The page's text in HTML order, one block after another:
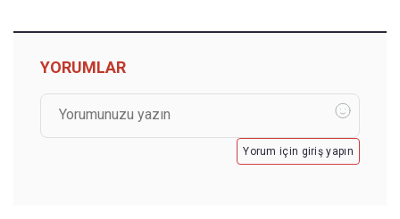
YORUMLAR
Yorum için giriş yapın